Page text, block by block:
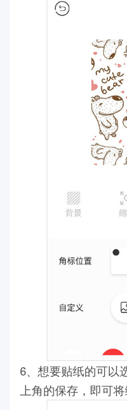
6、想要贴纸的可以
上角的保存，即可